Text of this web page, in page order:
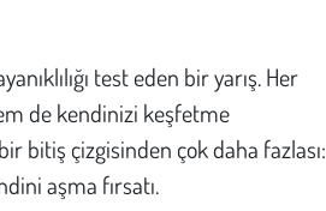
test eden bir yarış. Her
de kendinizi keşfetme
bitiş çizgisinden çok daha fazlası:
aşma fırsatı.